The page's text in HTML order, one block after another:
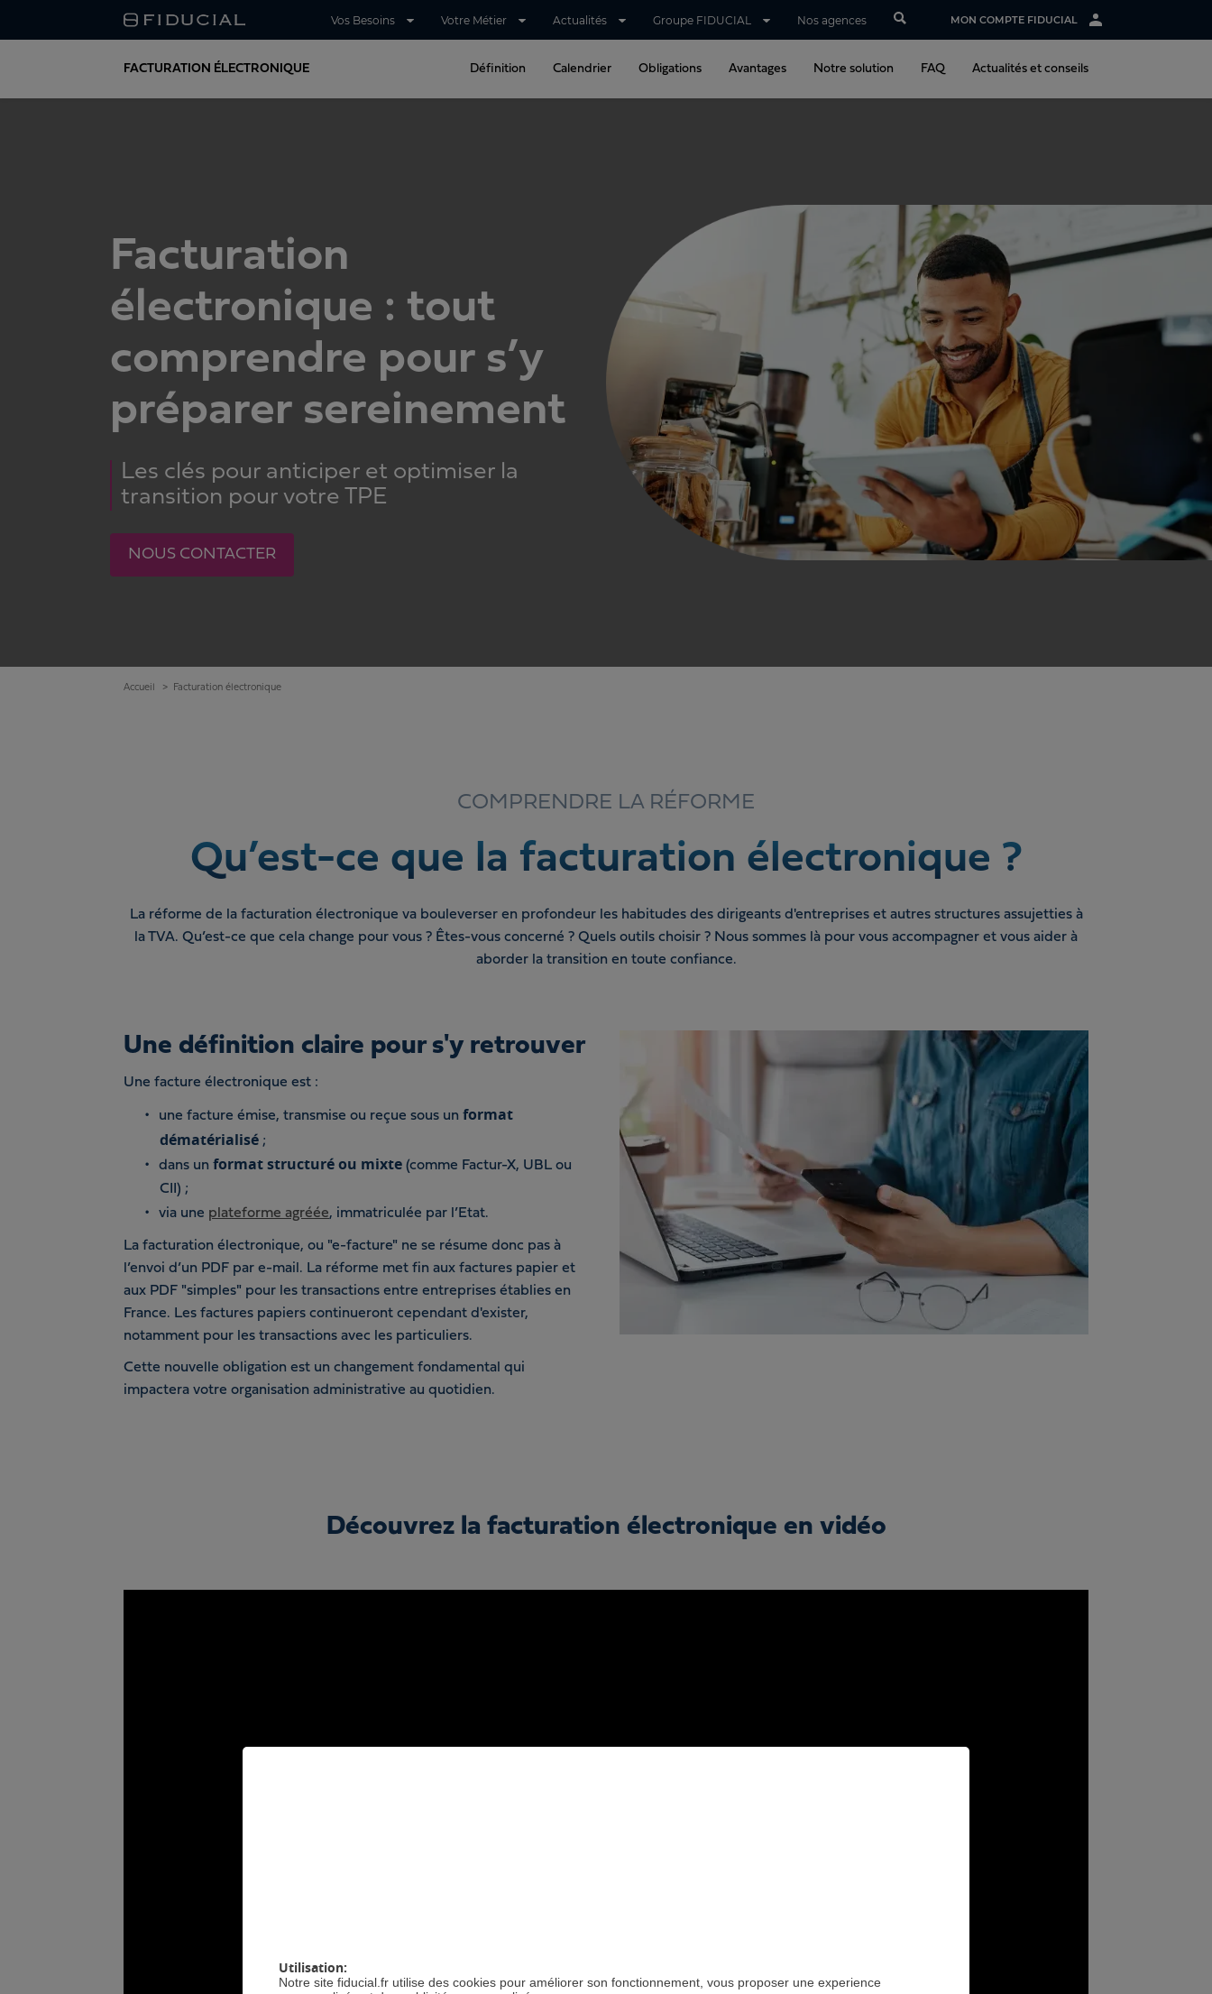
Vos Besoins Votre Métier Actualités Groupe FIDUCIAL Nos agences MON COMPTE FIDUCIAL
FACTURATION ÉLECTRONIQUE Définition Calendrier Obligations Avantages Notre solution FAQ Actualités et conseils
Facturation
électronique : tout
comprendre pour s’y
préparer sereinement
Les clés pour anticiper et optimiser la
transition pour votre TPE
NOUS CONTACTER
Accueil Facturation électronique
COMPRENDRE LA RÉFORME
Qu’est-ce que la facturation électronique ?
La réforme de la facturation électronique va bouleverser en profondeur les habitudes des dirigeants d'entreprises et autres structures assujetties à
la TVA. Qu’est-ce que cela change pour vous ? Êtes-vous concerné ? Quels outils choisir ? Nous sommes là pour vous accompagner et vous aider à
aborder la transition en toute confiance.
Une définition claire pour s'y retrouver
Une facture électronique est :
une facture émise, transmise ou reçue sous un format
dématérialisé ;
dans un format structuré ou mixte (comme Factur-X, UBL ou
CII) ;
via une plateforme agréée, immatriculée par l’Etat.
La facturation électronique, ou "e-facture" ne se résume donc pas à
l’envoi d’un PDF par e-mail. La réforme met fin aux factures papier et
aux PDF "simples" pour les transactions entre entreprises établies en
France. Les factures papiers continueront cependant d'exister,
notamment pour les transactions avec les particuliers.
Cette nouvelle obligation est un changement fondamental qui
impactera votre organisation administrative au quotidien.
Découvrez la facturation électronique en vidéo
Utilisation:
Notre site fiducial.fr utilise des cookies pour améliorer son fonctionnement, vous proposer une experience